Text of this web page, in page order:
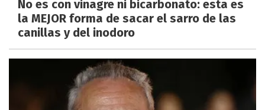
No es con vinagre ni bicarbonato: esta es
la MEJOR forma de sacar el sarro de las
canillas y del inodoro